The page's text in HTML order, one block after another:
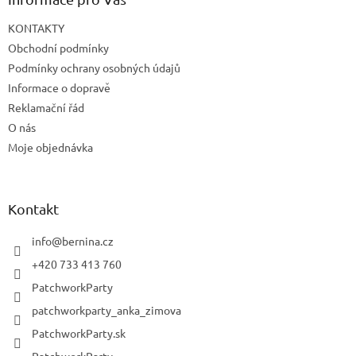
KONTAKTY
Obchodní podmínky
Podmínky ochrany osobných údajů
Informace o dopravě
Reklamační řád
O nás
Moje objednávka
Kontakt
info@bernina.cz
+420 733 413 760
PatchworkParty
patchworkparty_anka_zimova
PatchworkParty.sk